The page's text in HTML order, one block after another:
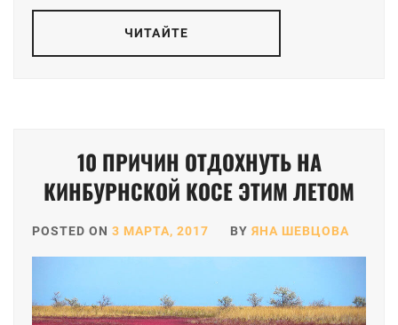
ЧИТАЙТЕ
10 ПРИЧИН ОТДОХНУТЬ НА
КИНБУРНСКОЙ КОСЕ ЭТИМ ЛЕТОМ
POSTED ON 3 МАРТА, 2017 BY ЯНА ШЕВЦОВА